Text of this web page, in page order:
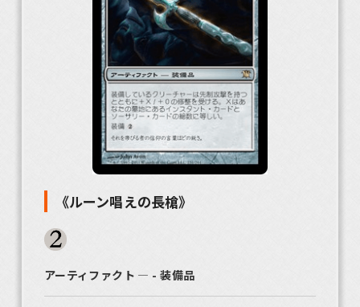
《ルーン唱えの長槍》
アーティファクト ― - 装備品